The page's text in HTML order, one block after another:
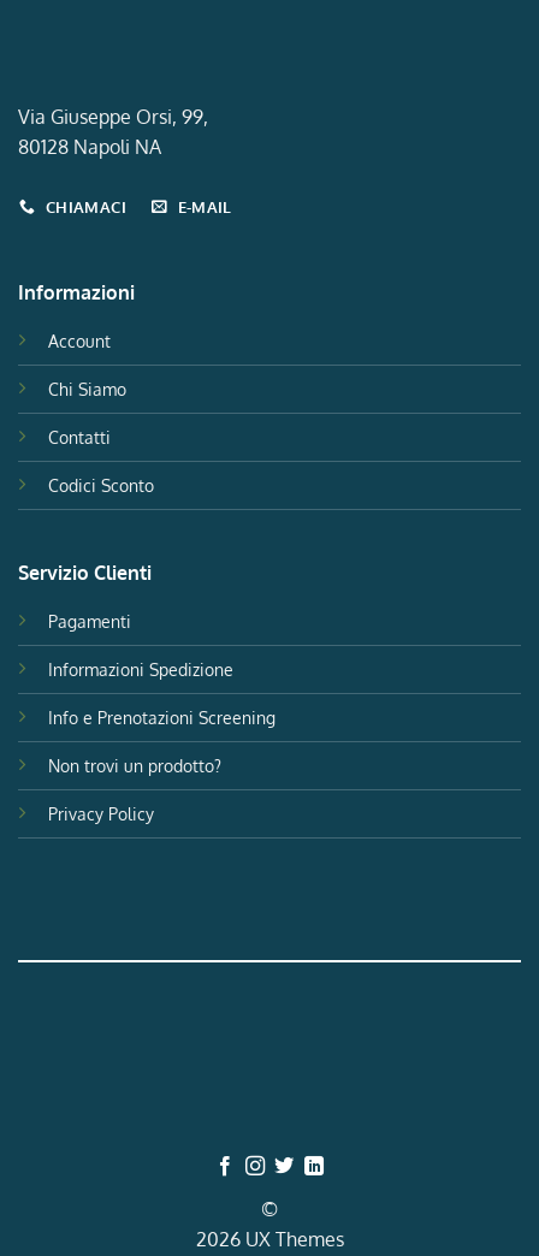
Via Giuseppe Orsi, 99,
80128 Napoli NA
CHIAMACI E-MAIL
Informazioni
Account
Chi Siamo
Contatti
Codici Sconto
Servizio Clienti
Pagamenti
Informazioni Spedizione
Info e Prenotazioni Screening
Non trovi un prodotto?
Privacy Policy
©
2026 UX Themes